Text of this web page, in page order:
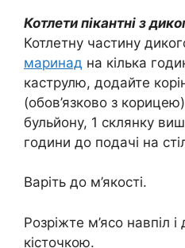
Котлети пікантні з
Котлетну частину
маринад на кілька
каструлю, додайте
(обов’язково з
бульйону, 1 склянку
години до подачі на
Варіть до м’якості.
Розріжте м’ясо навпіл і
кісточкою.